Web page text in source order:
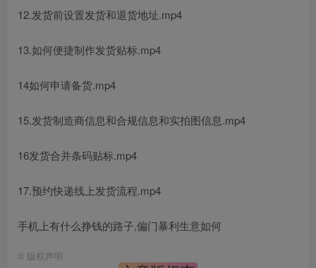
12.发货前设置发货和退货地址.mp4
13.如何便捷制作发货贴标.mp4
14如何申请备货.mp4
15.发货制造商信息和合规信息和实拍图信息.mp4
16发货合并条码贴标.mp4
17.预约快递线上发货流程.mp4
手机上有什么挣钱的路子,偏门暴利生意如何
© 版权声明